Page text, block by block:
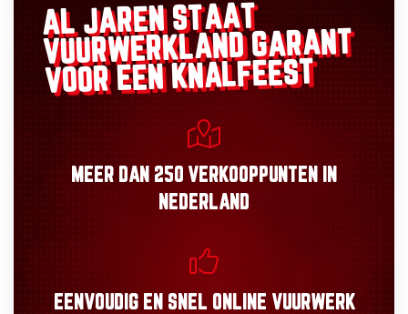
AL JAREN STAAT
VUURWERKLANDGARANT
VOOR EEN KNALFEEST
MEER DAN 250 VERKOOPPUNTEN
IN
NEDERLAND
EENVOUDIGEN SNEL ONLINE VUURWERK